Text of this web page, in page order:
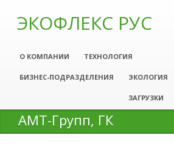
ЭКОФЛЕКС РУС
О КОМПАНИИ ТЕХНОЛОГИЯ
БИЗНЕС-ПОДРАЗДЕЛЕНИЯ ЭКОЛОГИЯ
ЗАГРУЗКИ
АМТ-Групп, ГК